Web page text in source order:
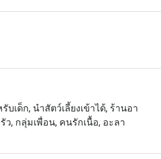
านบริการอย่างรวดเร็ว เป็นมิตร
ถาม(Quiz Night) เหมาะสำหรับผู้ที่
บเด็ก, นำสัตว์เลี้ยงเข้าได้, ร้านอา
, กลุ่มเพื่อน, คนรักเนื้อ, อะลา